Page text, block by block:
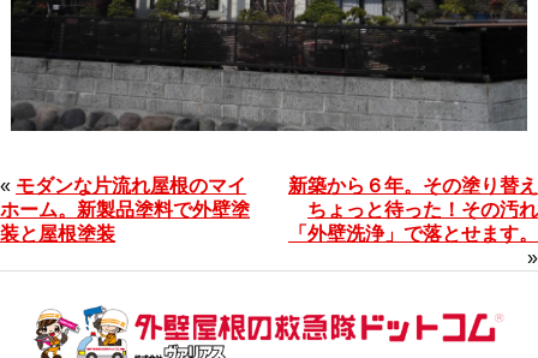
« モダンな片流れ屋根のマイ
ホーム。新製品塗料で外壁塗
装と屋根塗装
新築から６年。その塗り替え
ちょっと待った！その汚れ
「外壁洗浄」で落とせます。
»